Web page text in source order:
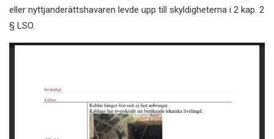
eller nyttjanderättshavaren levde upp till skyldigheterna i 2 kap. 2
§ LSO.